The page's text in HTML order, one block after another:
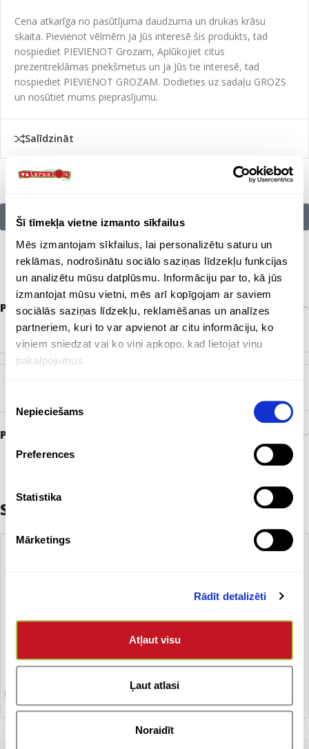
Šī tīmekļa vietne izmanto sīkfailus
Mēs izmantojam sīkfailus, lai personalizētu saturu un
reklāmas, nodrošinātu sociālo saziņas līdzekļu funkcijas
un analizētu mūsu datplūsmu. Informāciju par to, kā jūs
izmantojat mūsu vietni, mēs arī kopīgojam ar saviem
sociālās saziņas līdzekļu, reklamēšanas un analīzes
partneriem, kuri to var apvienot ar citu informāciju, ko
viņiem sniedzat vai ko viņi apkopo, kad lietojat viņu
pakalpojumus.
izvēle
Nepieciešams
Preferences
Statistika
Mārketings
Rādīt detalizēti
Atļaut visu
Ļaut atlasi
Noraidīt
Cena atkarīga no pasūtījuma daudzuma un drukas krāsu
skaita. Pievienot vēlmēm Ja Jūs interesē šis produkts, tad
nospiediet PIEVIENOT Grozam, Aplūkojiet citus
prezentreklāmas priekšmetus un ja Jūs tie interesē, tad
nospiediet PIEVIENOT GROZAM. Dodieties uz sadaļu GROZS
un nosūtiet mums pieprasījumu.
Salīdzināt
Citu zīmolu preces:
Papildu informācija
KRĀSA
Gaiši zils
Preces pasūtīšana un piegāde
Saistītie produkti
Lādētājs